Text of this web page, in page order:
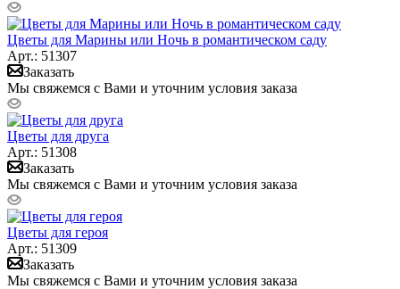
Цветы для Марины или Ночь в романтическом саду
Арт.: 51307
Заказать
Мы свяжемся с Вами и уточним условия заказа
Цветы для друга
Арт.: 51308
Заказать
Мы свяжемся с Вами и уточним условия заказа
Цветы для героя
Арт.: 51309
Заказать
Мы свяжемся с Вами и уточним условия заказа